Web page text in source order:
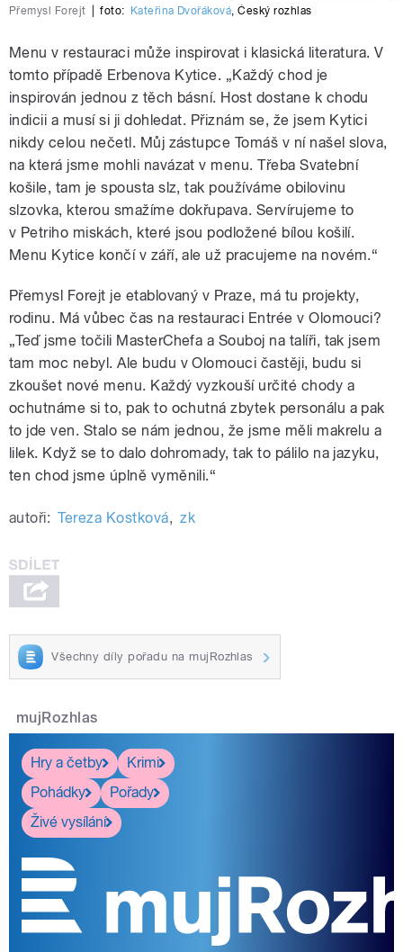
Přemysl Forejt foto: Kateřina Dvořáková,Český rozhlas
Menu v restauraci může inspirovat i klasická literatura. V
tomto případě Erbenova Kytice. „Každý chod je
inspirován jednou z těch básní. Host dostane k chodu
indicii a musí si ji dohledat. Přiznám se, že jsem Kytici
nikdy celou nečetl. Můj zástupce Tomáš v ní našel slova,
na která jsme mohli navázat v menu. Třeba Svatební
košile, tam je spousta slz, tak používáme obilovinu
slzovka, kterou smažíme dokřupava. Servírujeme to
v Petriho miskách, které jsou podložené bílou košilí.
Menu Kytice končí v září, ale už pracujeme na novém.“
Přemysl Forejt je etablovaný v Praze, má tu projekty,
rodinu. Má vůbec čas na restauraci Entrée v Olomouci?
„Teď jsme točili MasterChefa a Souboj na talíři, tak jsem
tam moc nebyl. Ale budu v Olomouci častěji, budu si
zkoušet nové menu. Každý vyzkouší určité chody a
ochutnáme si to, pak to ochutná zbytek personálu a pak
to jde ven. Stalo se nám jednou, že jsme měli makrelu a
lilek. Když se to dalo dohromady, tak to pálilo na jazyku,
ten chod jsme úplně vyměnili.“
autoři: Tereza Kostková, zk
Všechny díly pořadu na mujRozhlas
mujRozhlas
Hry a četby
Krimi
Pohádky
Pořady
Živé vysílání